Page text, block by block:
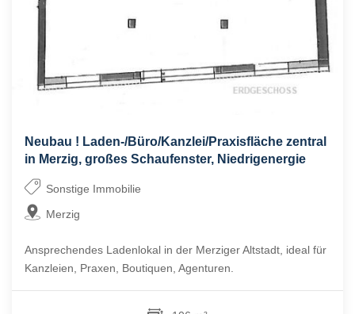
Neubau ! Laden-/Büro/Kanzlei/Praxisfläche zentral
in Merzig, großes Schaufenster, Niedrigenergie
Sonstige Immobilie
Merzig
Ansprechendes Ladenlokal in der Merziger Altstadt, ideal für
Kanzleien, Praxen, Boutiquen, Agenturen.